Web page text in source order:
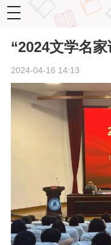
toggle
navigation
“2024文学名
2024-04-16 14:13